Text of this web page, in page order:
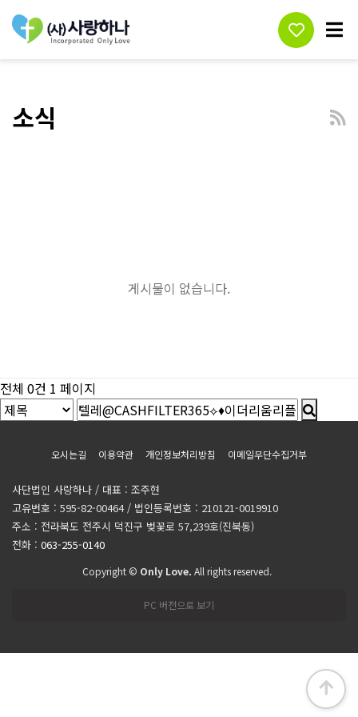
소식
게시물이 없습니다.
전체 0건 1 페이지
오시는길 이용약관 개인정보처리방침 이메일무단수집거부
사단법인 사랑하나 / 대표 : 조주현
고유번호 : 595-82-00464 / 법인등록번호 : 210121-0019910
주소 : 전라북도 전주시 덕진구 벚꽃로 57,239호(진북동)
전화 : 063-255-0140
Copyright © Only Love. All rights reserved.
PC 버전으로 보기